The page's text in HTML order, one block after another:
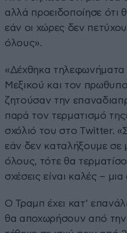
αλλά προειδοποίησε ότι
εάν οι χώρες δεν
όλους».
«Δέχθηκα
Μεξικού και τον
ζητούσαν την
παρά τον τερματισμό
σχόλιό του στο Twitter.
εάν δεν καταλήξουμε σε
όλους, τότε θα
σχέσεις είναι καλές –
Ο Τραμπ έχει κατ’
θα αποχωρήσουν από